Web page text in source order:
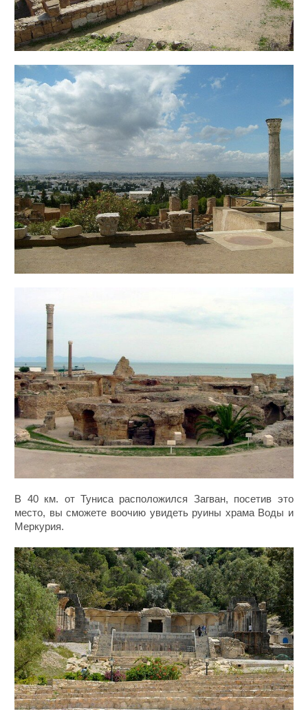
В 40 км. от Туниса расположился Загван, посетив это
место, вы сможете воочию увидеть руины храма Воды и
Меркурия.